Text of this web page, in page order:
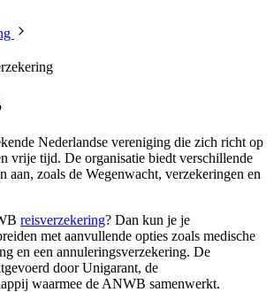
Nederlandse vereniging die zich richt op
vrije tijd. De organisatie biedt verschillende
aan, zoals de Wegenwacht, verzekeringen en
reisverzekering? Dan kun je je
met aanvullende opties zoals medische
en een annuleringsverzekering. De
door Unigarant, de
waarmee de ANWB samenwerkt.